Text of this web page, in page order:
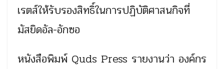
เรตส์ให้รับรองสิทธิ์ในการปฏิบัติศาสนกิจที่
มัสยิดอัล-อักซอ
หนังสือพิมพ์ Quds Press รายงานว่า องค์กร